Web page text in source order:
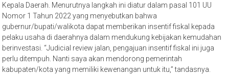
Kepala Daerah. Menurutnya langkah ini diatur dalam pasal 101 UU
Nomor 1 Tahun 2022 yang menyebutkan bahwa
gubernur/bupati/walikota dapat memberikan insentif fiskal kepada
pelaku usaha di daerahnya dalam mendukung kebijakan kemudahan
berinvestasi. “Judicial review jalan, pengajuan insentif fiskal ini juga
perlu ditempuh. Nanti saya akan mendorong pemerintah
kabupaten/kota yang memiliki kewenangan untuk itu,” tandasnya.